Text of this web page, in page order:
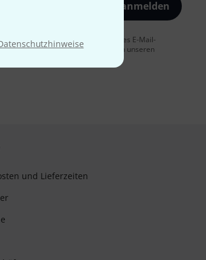
Jetzt anmelden
Mail-Werbung und einer Messung des E-Mail-
Weitere Informationen finden Sie in unseren
und Lieferzeiten